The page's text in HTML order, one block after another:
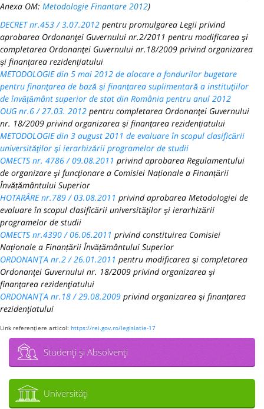
Anexa OM: Metodologie Finantare 2012)
DECRET nr.453 / 3.07.2012 pentru promulgarea Legii privind
aprobarea Ordonanţei Guvernului nr.2/2011 pentru modificarea şi
completarea Ordonanţei Guvernului nr.18/2009 privind organizarea
şi finanţarea rezidenţiatului
METODOLOGIE din 5 mai 2012 de alocare a fondurilor bugetare
pentru finanţarea de bază şi finanţarea suplimentară a instituţiilor
de învăţământ superior de stat din România pentru anul 2012
OUG nr.6 / 27.03. 2012 pentru completarea Ordonanţei Guvernului
nr. 18/2009 privind organizarea şi finanţarea rezidenţiatului
METODOLOGIE din 3 august 2011 de evaluare în scopul clasificării
universităţilor şi ierarhizării programelor de studii
OMECTS nr. 4786 / 09.08.2011 privind aprobarea Regulamentului
de organizare şi funcţionare a Comisiei Naționale a Finanțării
Învățământului Superior
HOTARÂRE nr.789 / 03.08.2011 privind aprobarea Metodologiei de
evaluare în scopul clasificării universităţilor şi ierarhizării
programelor de studii
OMECTS nr.4390 / 06.06.2011 privind constituirea Comisiei
Naționale a Finanțării Învățământului Superior
ORDONANŢA nr.2 / 26.01.2011 pentru modificarea şi completarea
Ordonanţei Guvernului nr. 18/2009 privind organizarea şi
finanţarea rezidenţiatului
ORDONANŢA nr.18 / 29.08.2009 privind organizarea şi finanţarea
rezidenţiatului
Link referenţiere articol: https://rei.gov.ro/legislatie-17
Studenţi şi Absolvenţi
Universităţi